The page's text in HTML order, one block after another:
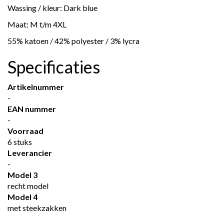
Wassing / kleur: Dark blue
Maat: M t/m 4XL
55% katoen / 42% polyester / 3% lycra
Specificaties
Artikelnummer
-
EAN nummer
-
Voorraad
6 stuks
Leverancier
-
Model 3
recht model
Model 4
met steekzakken